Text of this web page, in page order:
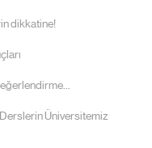
dikkatine!
Üniversitemiz